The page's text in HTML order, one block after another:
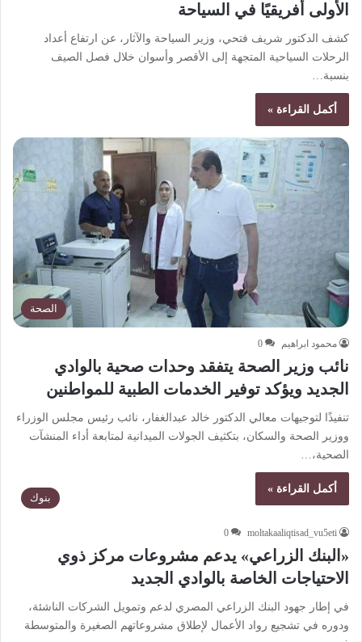
الأولى أفريقيًا في السياحة
كشف الدكتور شريف فتحي، وزير السياحة والآثار، عن ارتفاع أعداد
الرحلات السياحية المتجهة إلى الأقصر وأسوان خلال فصل الصيف
بنسبة…
أكمل القراءة »
الصحة
محمود ابراهيم 0
نائب وزير الصحة يتفقد وحدات صحية بالوادي
الجديد ويؤكد توفير الخدمات الطبية للمواطنين
تنفيذًا لتوجيهات معالي الدكتور خالد عبدالغفار، نائب رئيس مجلس الوزراء
ووزير الصحة والسكان، بتكثيف الجولات الميدانية لمتابعة أداء المنشآت
الصحية،…
أكمل القراءة »
بنوك
moltakaaliqtisad_vu5eti
0
«البنك الزراعي» يدعم مشروعات مركز ذوي
الاحتياجات الخاصة بالوادي الجديد
في إطار جهود البنك الزراعي المصري لدعم وتمويل الشركات الناشئة،
ودوره في تشجيع رواد الأعمال لإطلاق مشروعاتهم الصغيرة والمتوسطة